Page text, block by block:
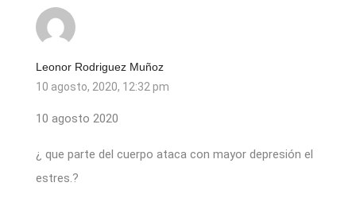
Leonor Rodriguez Muñoz
10 agosto, 2020, 12:32 pm
10 agosto 2020
¿ que parte del cuerpo ataca con mayor depresión el
estres.?